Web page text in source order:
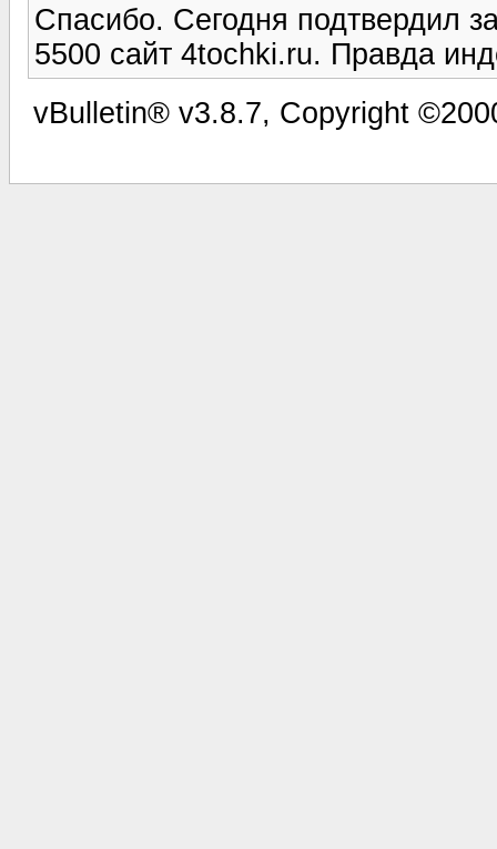
Спасибо. Сегодня подтвердил
5500 сайт 4tochki.ru. Правда
vBulletin® v3.8.7, Copyright